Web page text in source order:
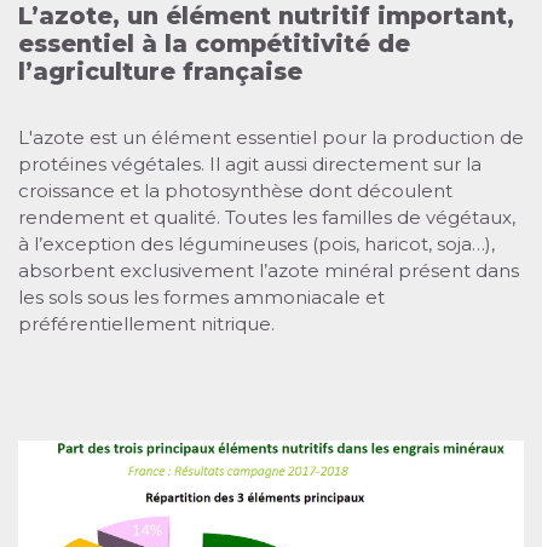
L’azote, un élément nutritif important,
essentiel à la compétitivité de
l’agriculture française
L'azote est un élément essentiel pour la production de
protéines végétales. Il agit aussi directement sur la
croissance et la photosynthèse dont découlent
rendement et qualité. Toutes les familles de végétaux,
à l’exception des légumineuses (pois, haricot, soja…),
absorbent exclusivement l’azote minéral présent dans
les sols sous les formes ammoniacale et
préférentiellement nitrique.